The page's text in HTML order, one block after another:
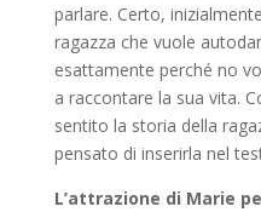
parlare. Certo,
ragazza che vuole
esattamente perché no
a raccontare la sua vita.
sentito la storia della
pensato di inserirla nel
L’attrazione di Marie